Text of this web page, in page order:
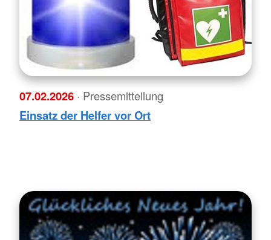
07.02.2026 · Pressemitteilung
Einsatz der Helfer vor Ort